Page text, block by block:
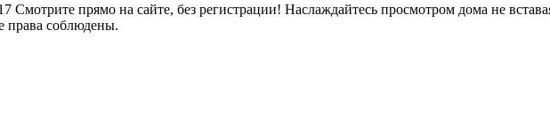
прямо на сайте, без регистрации! Наслаждайтесь просмотром дома не
права соблюдены.